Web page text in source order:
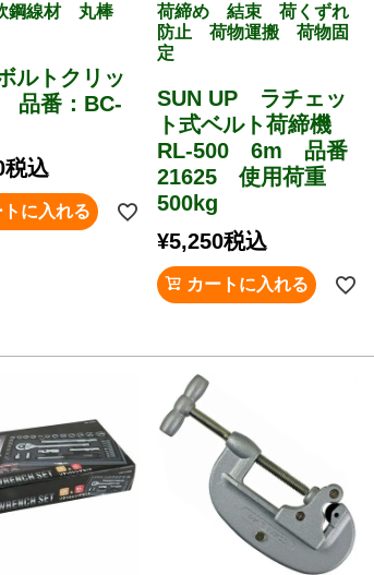
鋼線材 丸棒
ルトクリッ
品番：BC-
税込
トに入れる
荷締め 結束 荷くずれ
防止 荷物運搬 荷物固
定
SUN UP ラチェッ
ト式ベルト荷締機
RL-500 6m 品番
21625 使用荷重
500kg
¥5,250税込
カートに入れる